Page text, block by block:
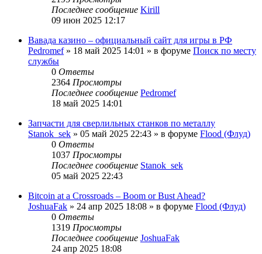
Последнее сообщение Kirill
09 июн 2025 12:17
Вавада казино – официальный сайт для игры в РФ
Pedromef» 18 май 2025 14:01 » в форуме Поиск по месту
службы
0 Ответы
2364 Просмотры
Последнее сообщение Pedromef
18 май 2025 14:01
Запчасти для сверлильных станков по металлу
Stanok_sek » 05 май 2025 22:43 » в форуме Flood (Флуд)
0 Ответы
1037 Просмотры
Последнее сообщение Stanok_sek
05 май 2025 22:43
Bitcoin at a Crossroads – Boom or Bust Ahead?
JoshuaFak » 24 апр 2025 18:08 » в форуме Flood (Флуд)
0 Ответы
1319 Просмотры
Последнее сообщение JoshuaFak
24 апр 2025 18:08